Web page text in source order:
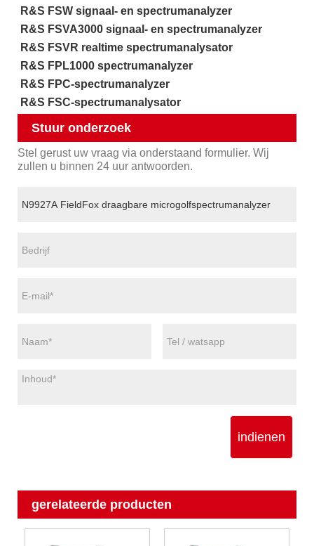
R&S FSW signaal- en spectrumanalyzer
R&S FSVA3000 signaal- en spectrumanalyzer
R&S FSVR realtime spectrumanalysator
R&S FPL1000 spectrumanalyzer
R&S FPC-spectrumanalyzer
R&S FSC-spectrumanalysator
Stuur onderzoek
Stel gerust uw vraag via onderstaand formulier. Wij
zullen u binnen 24 uur antwoorden.
indienen
gerelateerde producten